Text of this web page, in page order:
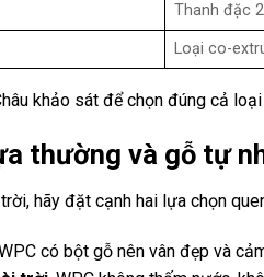
Thanh đặc
Loại co-
khảo sát để chọn đúng cả
thường và gỗ tự
hãy đặt cạnh hai lựa chọn
có bột gỗ nên vân đẹp và